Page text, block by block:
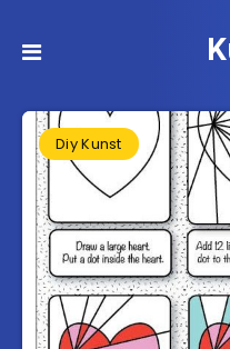
Diy Kunst